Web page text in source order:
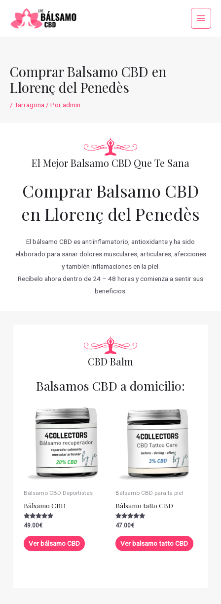
contenido
Main
Comprar Balsamo CBD en
Llorenç del Penedès
/ Tarragona / Poradmin
El Mejor Balsamo CBD Que Te Sana
Comprar Balsamo CBD
en Llorenç del Penedès
El bálsamo CBD es antiinflamatorio, antioxidante y ha sido
elaborado para sanar dolores musculares, articulares, afecciones
y también inflamaciones en la piel.
Recíbelo ahora dentro de 24 – 48 horas y comienza a sentir sus
beneficios.
CBD Balm
Balsamos CBD a domicilio:
Bálsamo CBD Deportistas
Bálsamo CBD
Valorado con
de 5
49.00€
Ver bálsamo CBD
Bálsamo CBD para la piel
Bálsamo tatto CBD
Valorado con
de 5
47.00€
Ver balsamo tatto CBD